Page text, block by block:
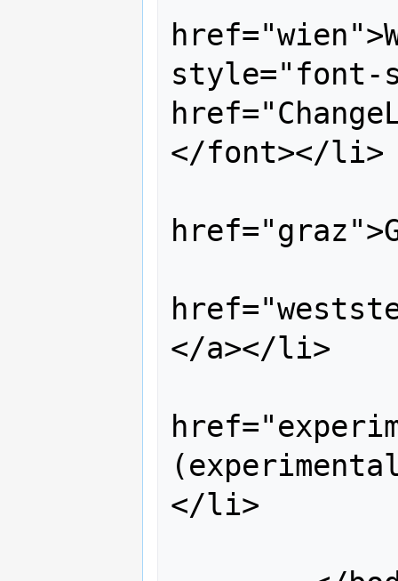
style="font-
</font></li>
</a></li>
</li>